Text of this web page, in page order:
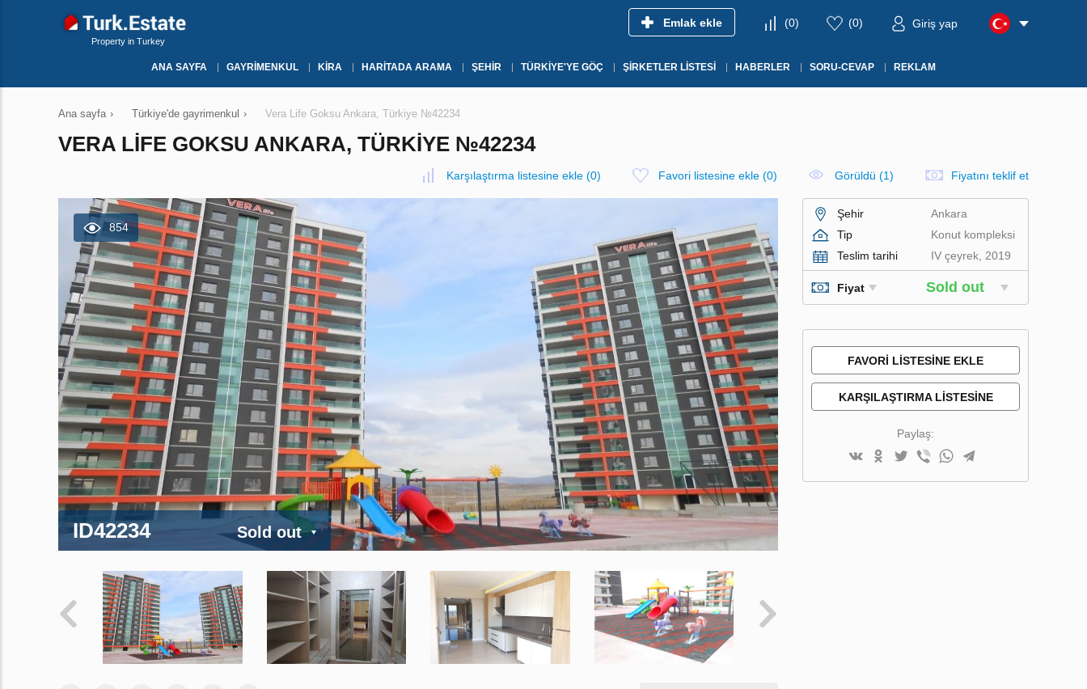
Property in Turkey
Emlak ekle (0) (0) Giriş yap
ANA SAYFA GAYRIMENKUL KIRA HARITADA ARAMA ŞEHIR TÜRKIYE'YE GÖÇ ŞIRKETLER LISTESI HABERLER SORU-CEVAP REKLAM
Ana sayfa › Türkiye'de gayrimenkul › Vera Life Goksu Ankara, Türkiye №42234
VERA LIFE GOKSU ANKARA, TÜRKIYE №42234
Karşılaştırma listesine ekle (0) Favori listesine ekle (0) Görüldü (1) Fiyatını teklif et
854
ID42234 Sold out
Şehir
Ankara
Tip
Konut kompleksi
Teslim tarihi
IV çeyrek, 2019
Fiyat Sold out
FAVORI LISTESINE EKLE
KARŞILAŞTIRMA LISTESINE
Paylaş: